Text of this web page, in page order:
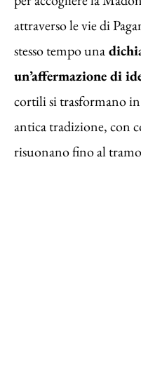
attraverso le vie di
stesso tempo una
un’affermazione di
cortili si trasformano
antica tradizione, con
risuonano fino al